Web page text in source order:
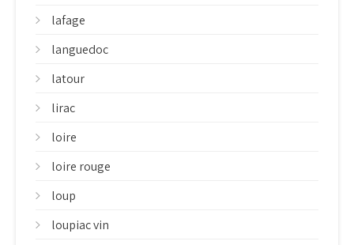
lafage
languedoc
latour
lirac
loire
loire rouge
loup
loupiac vin